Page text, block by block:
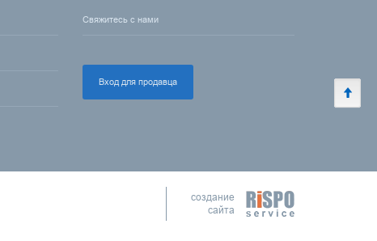
Свяжитесь с нами
Вход для продавца
создание
сайта